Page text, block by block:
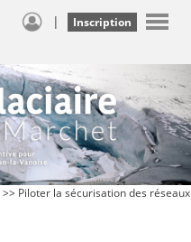
| Inscription
>> Piloter la sécurisation des réseaux